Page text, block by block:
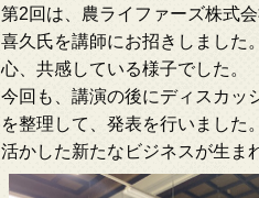
第2回は、農ライファーズ株式
喜久氏を講師にお招きしました
心、共感している様子でした。
今回も、講演の後にディスカッ
を整理して、発表を行いました
活かした新たなビジネスが生ま